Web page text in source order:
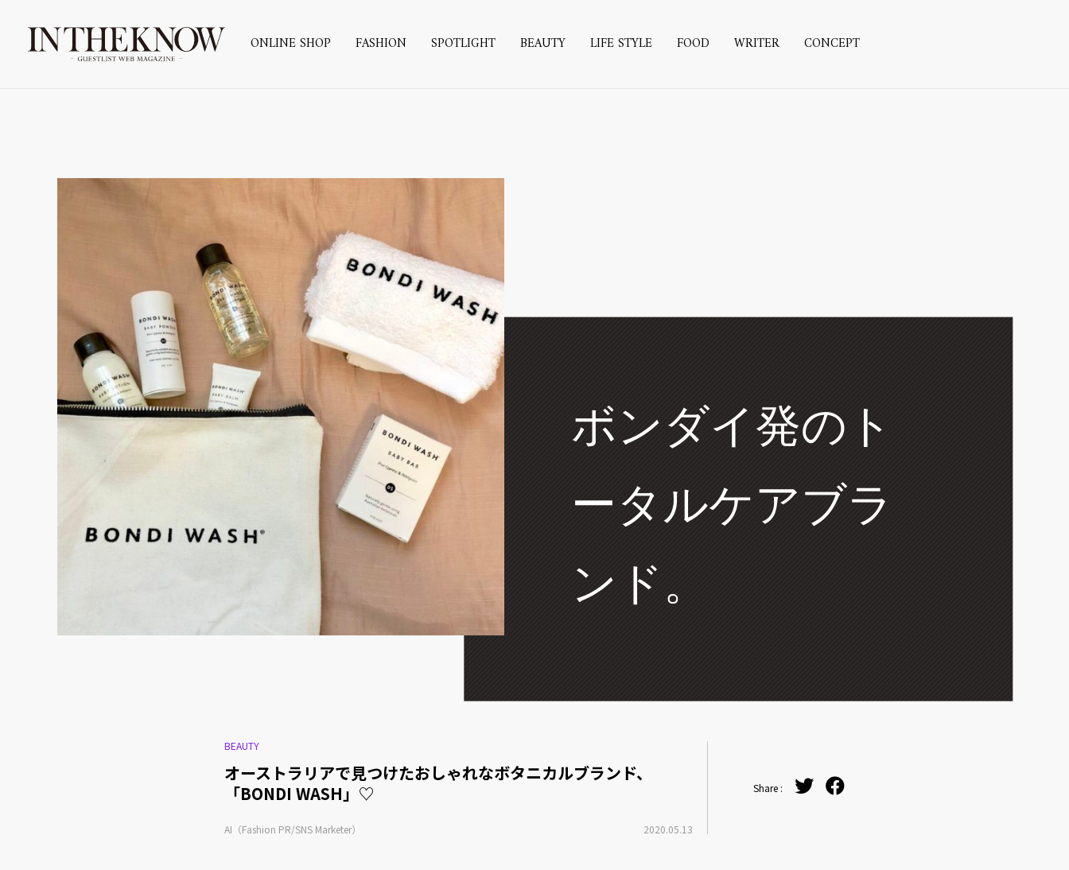
ONLINE SHOP FASHION SPOTLIGHT BEAUTY LIFE STYLE FOOD WRITER CONCEPT
ボンダイ発のト
ータルケアブラ
ンド。
BEAUTY
オーストラリアで見つけたおしゃれなボタニカルブランド、
「BONDI WASH」♡
AI（Fashion PR/SNS Marketer） 2020.05.13
Share :